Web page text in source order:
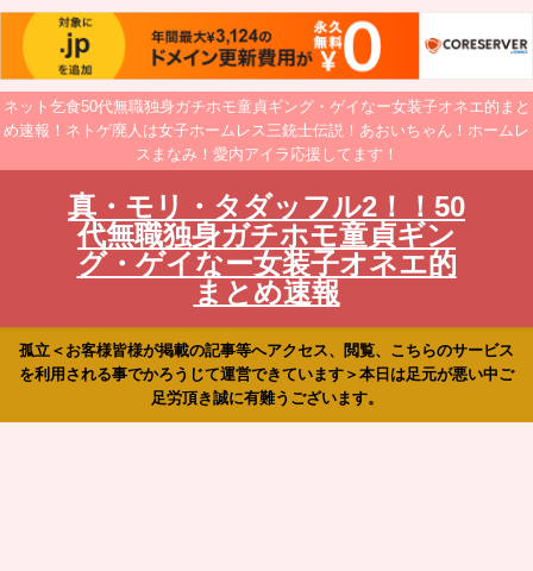
ネット乞食50代無職独身ガチホモ童貞ギング・ゲイなー女装子オネエ的まと
め速報！ネトゲ廃人は女子ホームレス三銃士伝説！あおいちゃん！ホームレ
スまなみ！愛内アイラ応援してます！
真・モリ・タダッフル2！！50
代無職独身ガチホモ童貞ギン
グ・ゲイなー女装子オネエ的
まとめ速報
孤立＜お客様皆様が掲載の記事等へアクセス、閲覧、こちらのサービス
を利用される事でかろうじて運営できています＞本日は足元が悪い中ご
足労頂き誠に有難うございます。